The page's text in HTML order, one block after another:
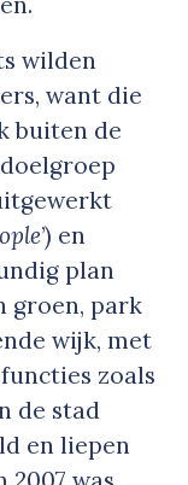
wilden
want die
buiten de
’) en
plan
groen, park
wijk, met
zoals
de stad
en liepen